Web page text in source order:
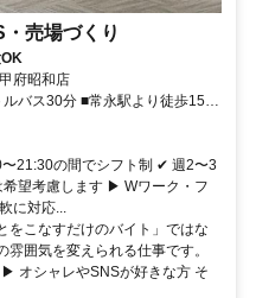
売場づくり
府昭和店
バス30分 ■常永駅より徒歩15分
21:30の間でシフト制 ✔ 週2〜3
望考慮します ▶ Wワーク・フ
に対応...
をこなすだけのバイト」ではな
囲気を変えられる仕事です。
オシャレやSNSが好きな方 そ